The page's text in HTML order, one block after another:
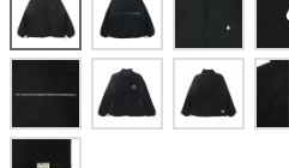
8.4inch
8.5inch
8.6inch
8.5inch
8.6inch
8.7inch
64mm
65mm
70mm
スケートケース・バッグ
メディア（雑誌・DVD・CD）
27.5cm
28cm
28.5cm
ソックス
アンダーウエア